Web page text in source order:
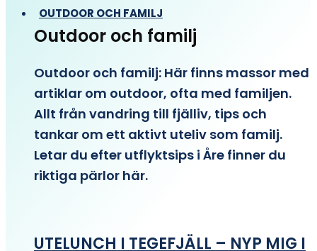
OUTDOOR OCH FAMILJ
Outdoor och familj
Outdoor och familj: Här finns massor med
artiklar om outdoor, ofta med familjen.
Allt från vandring till fjälliv, tips och
tankar om ett aktivt uteliv som familj.
Letar du efter utflyktsips i Åre finner du
riktiga pärlor här.
UTELUNCH I TEGEFJÄLL – NYP MIG I